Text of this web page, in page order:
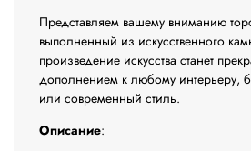
Представляем вашему вниманию
выполненный из искусственного
произведение искусства станет
дополнением к любому интерьеру,
или современный стиль.
Описание: